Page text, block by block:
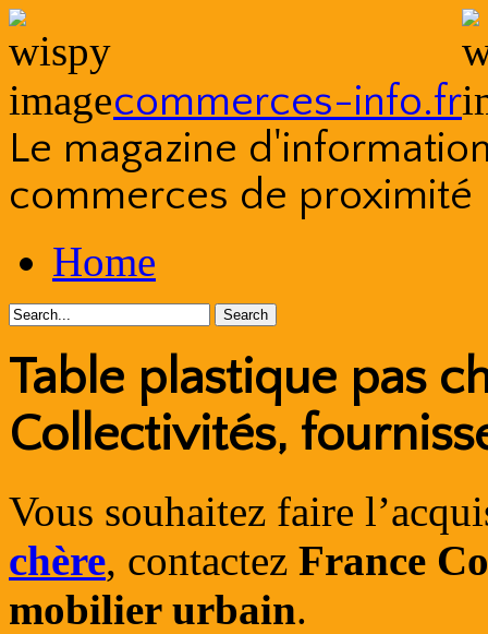
commerces-info.fr
Le magazine
commerces de proximité
to
contentHome
Table plastique pas
Collectivités,
Vous souhaitez faire
chère, contactez France
mobilier urbain.